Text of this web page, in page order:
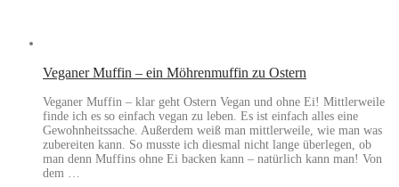
Veganer Muffin – ein Möhrenmuffin zu Ostern
Veganer Muffin – klar geht Ostern Vegan und ohne Ei! Mittlerweile
finde ich es so einfach vegan zu leben. Es ist einfach alles eine
Gewohnheitssache. Außerdem weiß man mittlerweile, wie man was
zubereiten kann. So musste ich diesmal nicht lange überlegen, ob
man denn Muffins ohne Ei backen kann – natürlich kann man! Von
dem …